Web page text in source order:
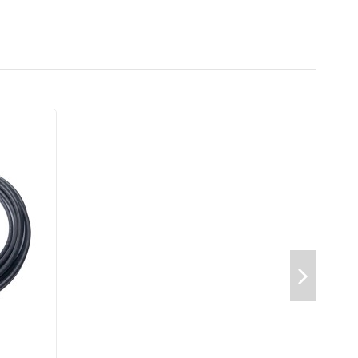
et fournit une connexion plus fiable et à une vitesse
de fichiers, la vidéoconférence, les jeux et le
HF (hautes fréquences), avec une connexion